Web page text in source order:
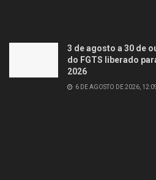
3 de agosto a 30 de
do FGTS liberado
2026
6 DE AGOSTO DE 2026,